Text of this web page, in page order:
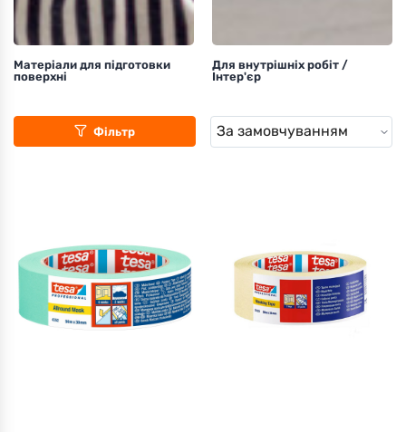
Матеріали для підготовки
поверхні
Для внутрішніх робіт /
Інтер'єр
Фільтр